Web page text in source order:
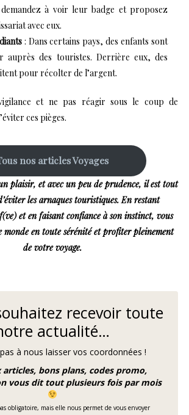
à voir leur badge et proposez
avec eux.
: Dans certains pays, des enfants sont
auprès des touristes. Derrière eux, des
pour récolter de l’argent.
et ne pas réagir sous le coup de
ces pièges.
nos articles Voyages
plaisir, et avec un peu de prudence, il est tout
les arnaques touristiques. En restant
et en faisant confiance à son instinct, vous
en toute sérénité et profiter pleinement
de votre voyage.
recevoir toute
actualité…
à nous laisser vos coordonnées !
articles, bons plans, codes promo,
vous dit tout plusieurs fois par mois
pas obligatoire, mais elle nous permet de vous envoyer